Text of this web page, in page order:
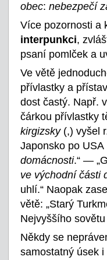
obec: nebezpečí
Více pozornosti a
interpunkci,
psaní pomlček a
Ve větě
přívlastky a
dost častý. Např.
čárkou přívlastky
kirgizsky (,) vyšel
Japonsko po
domácnosti.“ —
ve východní části
uhlí.“ Naopak
větě: „Starý
Nejvyššího
Někdy se
samostatný úsek